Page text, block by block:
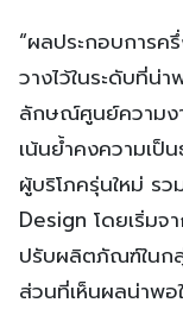
“ผลประกอบการค
วางไว้ในระดับที่น่
ลักษณ์ศูนย์ความง
เน้นย้ำคงความเป็
ผู้บริโภครุ่นใหม่ ร
Design โดยเริ่ม
ปรับผลิตภัณฑ์ในก
ส่วนที่เห็นผลน่าพ